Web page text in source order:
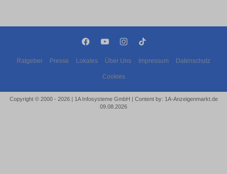
Ratgeber Presse Lokales Über Uns Impressum Datenschutz
Cookies
Copyright © 2000 - 2026 | 1A Infosysteme GmbH | Content by: 1A-Anzeigenmarkt.de
09.08.2026